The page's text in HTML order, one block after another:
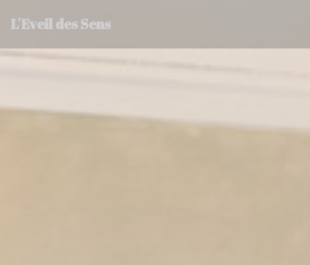
L'Eveil des Sens